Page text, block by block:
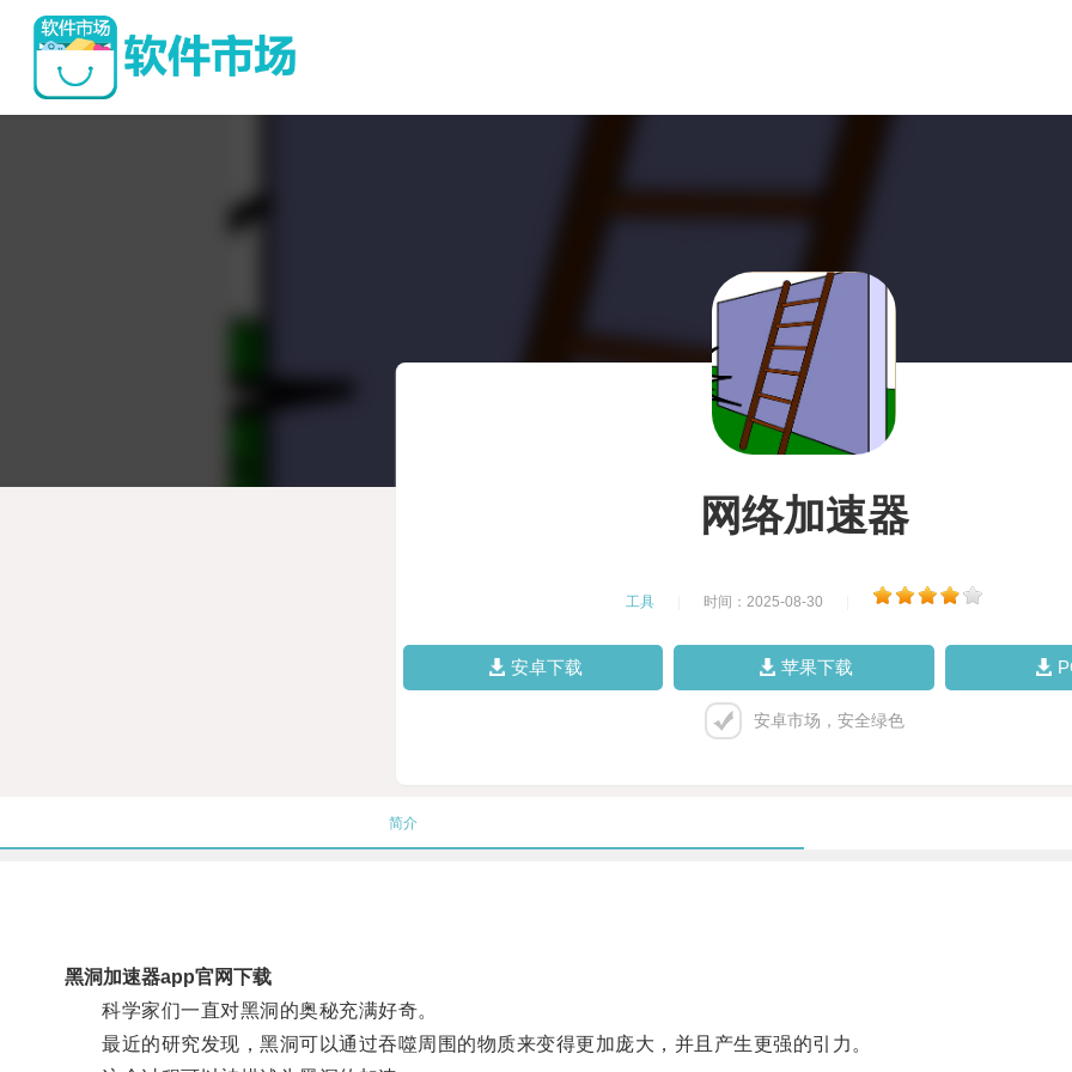
网络加速器
工具 时间：2025-08-30
安卓下载 苹果下载
安卓市场，安全绿色
简介
黑洞加速器app官网下载
科学家们一直对黑洞的奥秘充满好奇。
最近的研究发现，黑洞可以通过吞噬周围的物质来变得更加庞大，并且产生更强的引力。